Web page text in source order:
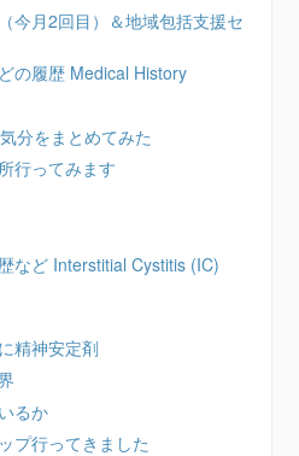
今月2回目）＆地域包括支援セ
の履歴 Medical History
分をまとめてみた
行ってみます
など Interstitial Cystitis (IC)
精神安定剤
るか
プ行ってきました